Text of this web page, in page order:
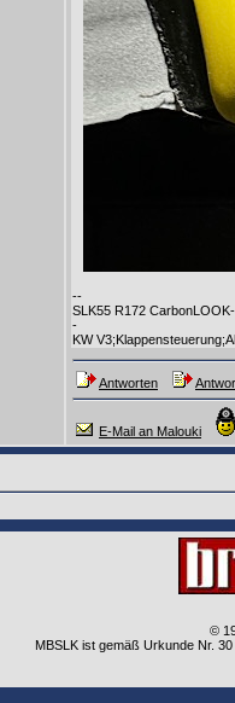
--
SLK55 R172
-
KW
Antworten
E-Mail an Malouki
©
MBSLK ist gemäß Urkunde Nr.